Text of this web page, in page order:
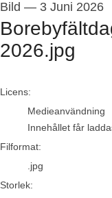
Bild — 3 Juni 2026
2026.jpg
go to media item
Licens:
Medieanvändning
Innehållet får
Filformat:
.jpg
Storlek: